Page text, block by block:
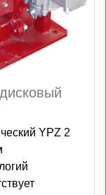
YPZ 2